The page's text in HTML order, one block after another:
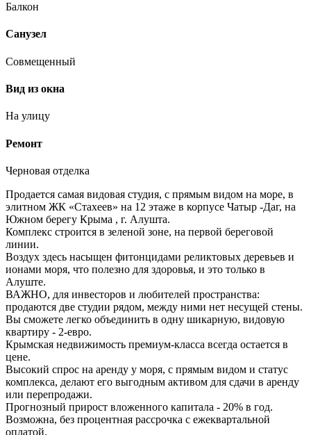
Балкон
Санузел
Совмещенный
Вид из окна
На улицу
Ремонт
Черновая отделка
Продается самая видовая студия, с прямым видом на море, в
элитном ЖК «Стахеев» на 12 этаже в корпусе Чатыр -Даг, на
Южном берегу Крыма , г. Алушта.
Комплекс строится в зеленой зоне, на первой береговой
линии.
Воздух здесь насыщен фитонцидами реликтовых деревьев и
ионами моря, что полезно для здоровья, и это только в
Алуште.
ВАЖНО, для инвесторов и любителей пространства:
продаются две студии рядом, между ними нет несущей стены.
Вы сможете легко объединить в одну шикарную, видовую
квартиру - 2-евро.
Крымская недвижимость премиум-класса всегда остается в
цене.
Высокий спрос на аренду у моря, с прямым видом и статус
комплекса, делают его выгодным активом для сдачи в аренду
или перепродажи.
Прогнозный прирост вложенного капитала - 20% в год.
Возможна, без процентная рассрочка с ежеквартальной
оплатой.